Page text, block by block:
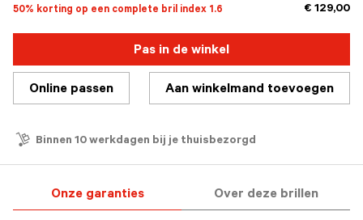
50% korting op een complete bril index 1.6 € 129,00
Pas in de winkel
Online passen Aan winkelmand toevoegen
Binnen 10 werkdagen bij je thuisbezorgd
Onze garanties Over deze brillen